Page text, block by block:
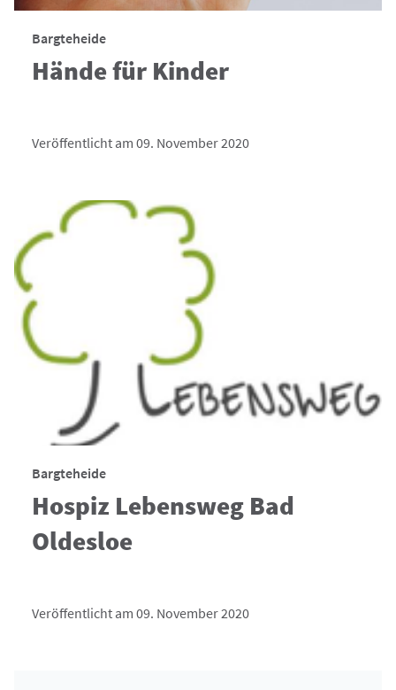
Bargteheide
Hände für Kinder
Veröffentlicht am 09. November 2020
Bargteheide
Hospiz Lebensweg Bad
Oldesloe
Veröffentlicht am 09. November 2020